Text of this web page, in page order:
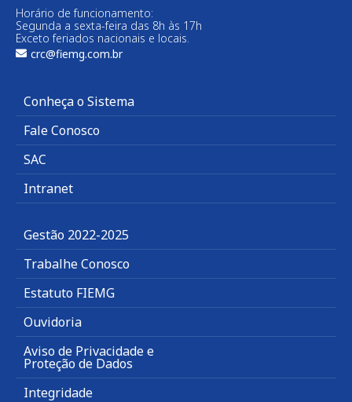
Horário de funcionamento:
Segunda a sexta-feira das 8h às 17h
Exceto feriados nacionais e locais.
crc@fiemg.com.br
Conheça o Sistema
Fale Conosco
SAC
Intranet
Gestão 2022-2025
Trabalhe Conosco
Estatuto FIEMG
Ouvidoria
Aviso de Privacidade e
Proteção de Dados
Integridade